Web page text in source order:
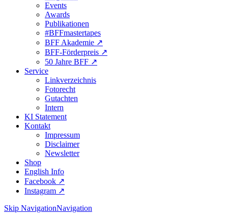
Events
Awards
Publikationen
#BFFmastertapes
BFF Akademie ↗︎
BFF-Förderpreis ↗︎
50 Jahre BFF ↗︎
Service
Linkverzeichnis
Fotorecht
Gutachten
Intern
KI Statement
Kontakt
Impressum
Disclaimer
Newsletter
Shop
English Info
Facebook ↗︎
Instagram ↗︎
Skip NavigationNavigation